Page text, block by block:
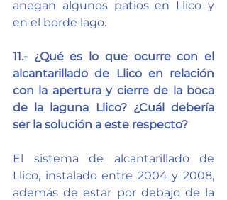
anegan algunos patios en Llico y
en el borde lago.
11.- ¿Qué es lo que ocurre con el
alcantarillado de Llico en relación
con la apertura y cierre de la boca
de la laguna Llico? ¿Cuál debería
ser la solución a este respecto?
El sistema de alcantarillado de
Llico, instalado entre 2004 y 2008,
además de estar por debajo de la